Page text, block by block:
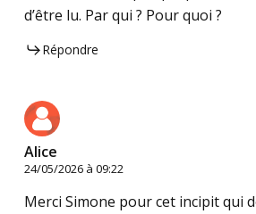
d’être lu. Par qui ? Pour quoi ?
Répondre
Alice
24/05/2026 à 09:22
Merci Simone pour cet incipit qui